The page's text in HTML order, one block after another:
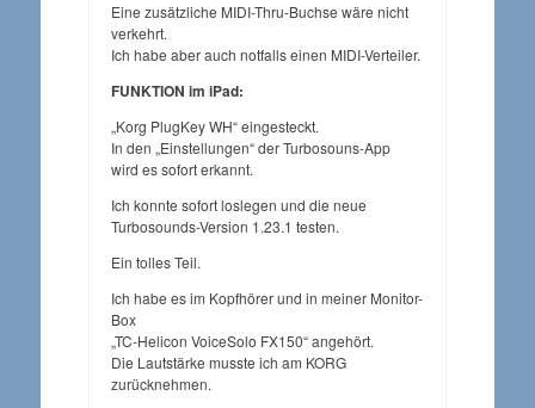
Eine zusätzliche MIDI-Thru-Buchse wäre nicht
verkehrt.
Ich habe aber auch notfalls einen MIDI-Verteiler.
FUNKTION im iPad:
„Korg PlugKey WH“ eingesteckt.
In den „Einstellungen“ der Turbosouns-App
wird es sofort erkannt.
Ich konnte sofort loslegen und die neue
Turbosounds-Version 1.23.1 testen.
Ein tolles Teil.
Ich habe es im Kopfhörer und in meiner Monitor-
Box
„TC-Helicon VoiceSolo FX150“ angehört.
Die Lautstärke musste ich am KORG
zurücknehmen.